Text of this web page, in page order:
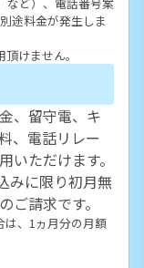
途料金が発生しま
けません。
、留守電、キ
、電話リレー
いただけます。
みに限り初月無
ご請求です。
、1ヵ月分の月額